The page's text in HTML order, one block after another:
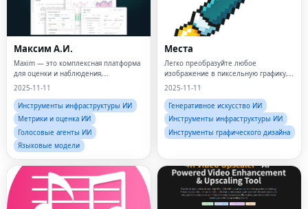
Максим А.И.
Maxim — это комплексная платформа
для оценки и наблюдения,
помогающая командам поставлять
быстрее!
2025-11-11
Инструменты инфраструктуры ИИ
Метрики и оценка ИИ
Голосовые агенты ИИ
Языковые модели
Места
Легко преобразуйте любое
изображение в пиксельную графику,
совместимую с Wplace.Идеальное
интеллектуальное изменение
размера и локальная обработка с
учетом конфиденциальн
2025-11-11
Генеративное искусство ИИ
Инструменты инфраструктуры ИИ
Инструменты графического дизайна